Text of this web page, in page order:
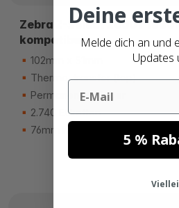
Zebra Z-Select 2000T
kompatibel
102mm x 51mm
Thermo-transfer (top)
Permanenter Kleber
2.740 Etiketten
76mm Kern
Deine
Melde dich an und
Updates
Email
5 %